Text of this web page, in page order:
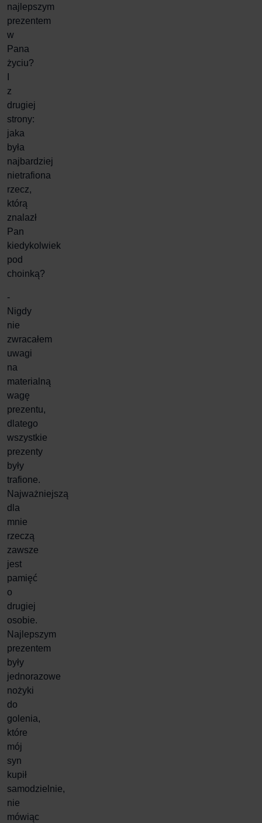
najlepszym
prezentem
w
Pana
życiu?
z
drugiej
strony:
jaka
była
najbardziej
nietrafiona
rzecz,
którą
znalazł
Pan
kiedykolwiek
pod
choinką?
-
Nigdy
nie
zwracałem
uwagi
na
materialną
wagę
prezentu,
dlatego
wszystkie
prezenty
były
trafione.
Najważniejszą
dla
mnie
rzeczą
zawsze
jest
pamięć
o
drugiej
osobie.
Najlepszym
prezentem
były
jednorazowe
nożyki
do
golenia,
które
mój
syn
kupił
samodzielnie,
nie
mówiąc